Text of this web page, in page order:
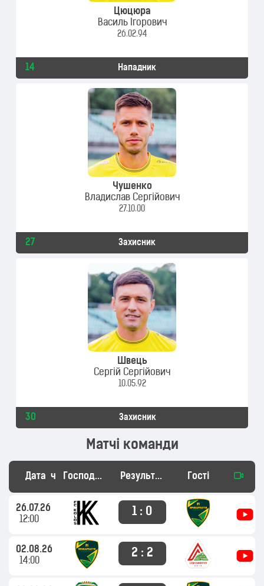
Цюцюра
Василь Ігорович
26.02.94
14 Нападник
Чушенко
Владислав Сергійович
27.10.00
27 Захисник
Швець
Сергій Сергійович
10.05.92
30 Захисник
Матчі команди
Дата час Господарі Результат Гості
26.07.26
12:00
1 : 0
02.08.26
14:00
2 : 2